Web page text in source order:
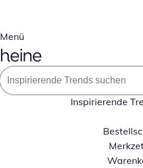
Menü
Inspirierende